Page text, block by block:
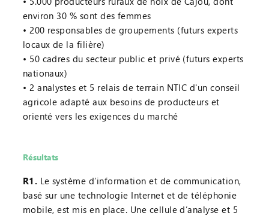
environ 30 % sont des femmes
200 responsables de groupements (futurs experts
locaux de la filière)
50 cadres du secteur public et privé (futurs experts
nationaux)
2 analystes et 5 relais de terrain NTIC d'un conseil
agricole adapté aux besoins de producteurs et
orienté vers les exigences du marché
Résultats
R1. Le système d’information et de communication,
basé sur une technologie Internet et de téléphonie
mobile, est mis en place. Une cellule d’analyse et 5